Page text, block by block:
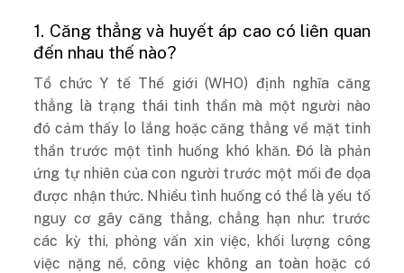
1. Căng thẳng và huyết áp cao có liên quan
đến nhau thế nào?
Tổ chức Y tế Thế giới (WHO) định nghĩa căng
thẳng là trạng thái tinh thần mà một người nào
đó cảm thấy lo lắng hoặc căng thẳng về mặt tinh
thần trước một tình huống khó khăn. Đó là phản
ứng tự nhiên của con người trước một mối đe dọa
được nhận thức. Nhiều tình huống có thể là yếu tố
nguy cơ gây căng thẳng, chẳng hạn như: trước
các kỳ thi, phỏng vấn xin việc, khối lượng công
việc nặng nề, công việc không an toàn hoặc có